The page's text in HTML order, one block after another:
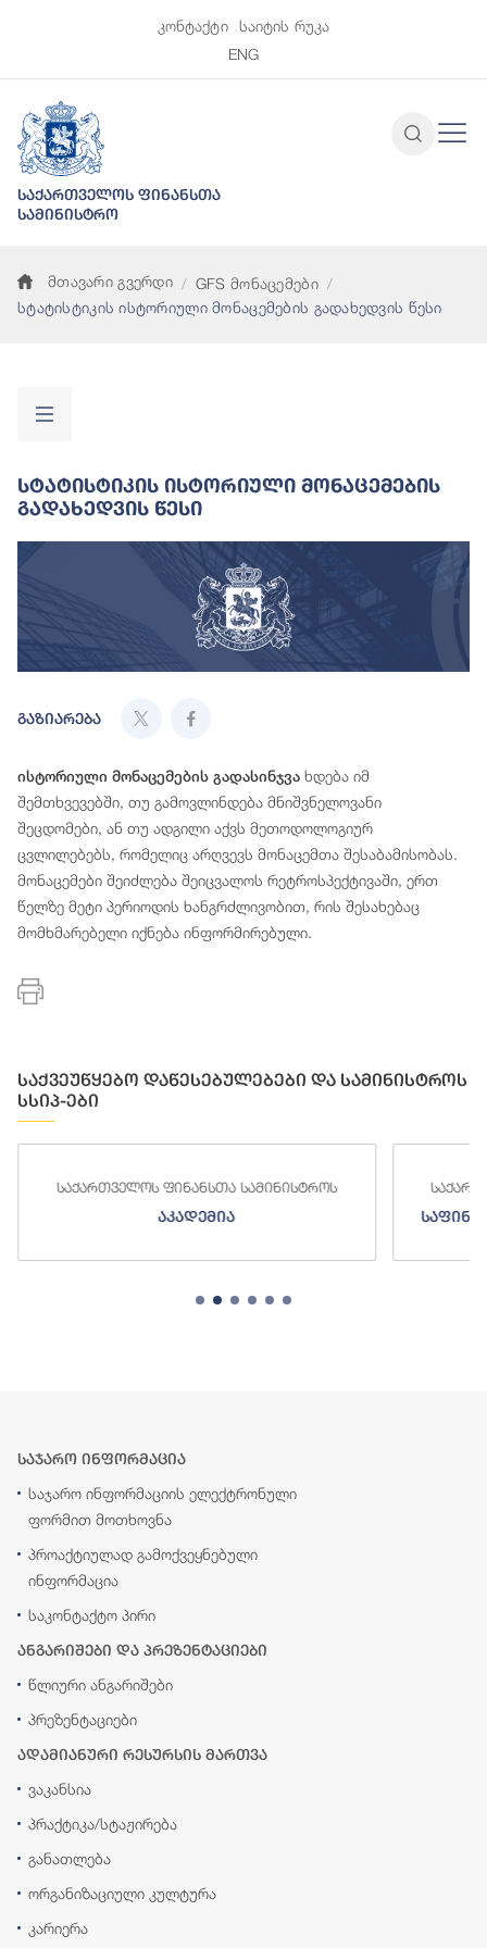
კონტაქტი
საიტის რუკა
ENG
საქართველოს ფინანსთა
სამინისტრო
მთავარი გვერდი
GFS მონაცემები
სტატისტიკის ისტორიული მონაცემების გადახედვის წესი
Სტატისტიკის Ისტორიული Მონაცემების
Გადახედვის Წესი
გაზიარება
ისტორიული მონაცემების გადასინჯვა ხდება იმ
შემთხვევებში, თუ გამოვლინდება მნიშვნელოვანი
შეცდომები, ან თუ ადგილი აქვს მეთოდოლოგიურ
ცვლილებებს, რომელიც არღვევს მონაცემთა შესაბამისობას.
მონაცემები შეიძლება შეიცვალოს რეტროსპექტივაში, ერთ
წელზე მეტი პერიოდის ხანგრძლივობით, რის შესახებაც
მომხმარებელი იქნება ინფორმირებული.
საქვეუწყებო დაწესებულებები და სამინისტროს
სსიპ-ები
საქართველოს ფინანსთა სამინისტროს
აკადემია
საჯარო ინფორმაცია
საჯარო ინფორმაციის ელექტრონული
ფორმით მოთხოვნა
პროაქტიულად გამოქვეყნებული
ინფორმაცია
საკონტაქტო პირი
ანგარიშები და პრეზენტაციები
წლიური ანგარიშები
პრეზენტაციები
ადამიანური რესურსის მართვა
ვაკანსია
პრაქტიკა/სტაჟირება
განათლება
ორგანიზაციული კულტურა
კარიერა